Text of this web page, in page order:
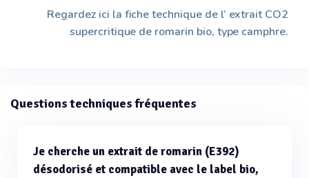
Regardez ici la fiche technique de l’ extrait CO2
supercritique de romarin bio, type camphre.
Questions techniques fréquentes
Je cherche un extrait de romarin (E392)
désodorisé et compatible avec le label bio,